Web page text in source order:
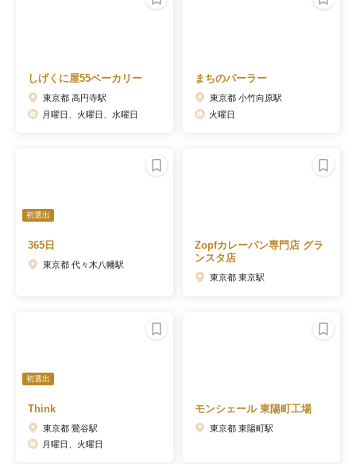
しげくに屋55ベーカリー
東京都 高円寺駅
月曜日、火曜日、水曜日
まちのパーラー
東京都 小竹向原駅
火曜日
初選出
365日
東京都 代々木八幡駅
Zopfカレーパン専門店 グラ
ンスタ店
東京都 東京駅
初選出
Think
東京都 鶯谷駅
月曜日、火曜日
モンシェール 東陽町工場
東京都 東陽町駅